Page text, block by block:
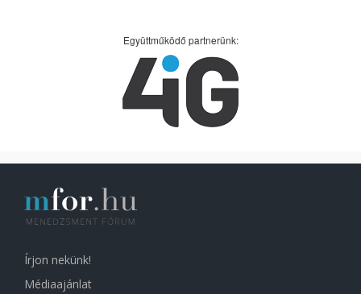
Együttműködő partnerünk:
Írjon nekünk!
Médiaajánlat